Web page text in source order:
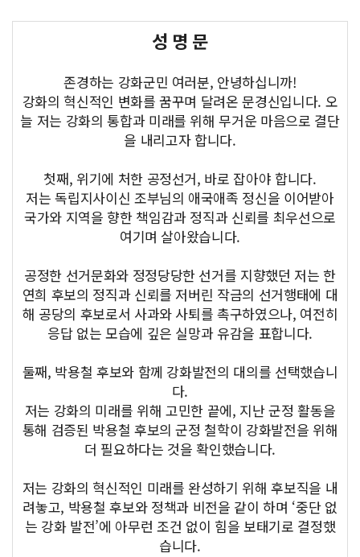
성 명 문
존경하는 강화군민 여러분, 안녕하십니까!
강화의 혁신적인 변화를 꿈꾸며 달려온 문경신입니다. 오
늘 저는 강화의 통합과 미래를 위해 무거운 마음으로 결단
을 내리고자 합니다.
첫째, 위기에 처한 공정선거, 바로 잡아야 합니다.
저는 독립지사이신 조부님의 애국애족 정신을 이어받아
국가와 지역을 향한 책임감과 정직과 신뢰를 최우선으로
여기며 살아왔습니다.
공정한 선거문화와 정정당당한 선거를 지향했던 저는 한
연희 후보의 정직과 신뢰를 저버린 작금의 선거행태에 대
해 공당의 후보로서 사과와 사퇴를 촉구하였으나, 여전히
응답 없는 모습에 깊은 실망과 유감을 표합니다.
둘째, 박용철 후보와 함께 강화발전의 대의를 선택했습니
다.
저는 강화의 미래를 위해 고민한 끝에, 지난 군정 활동을
통해 검증된 박용철 후보의 군정 철학이 강화발전을 위해
더 필요하다는 것을 확인했습니다.
저는 강화의 혁신적인 미래를 완성하기 위해 후보직을 내
려놓고, 박용철 후보와 정책과 비전을 같이 하며 ‘중단 없
는 강화 발전’에 아무런 조건 없이 힘을 보태기로 결정했
습니다.